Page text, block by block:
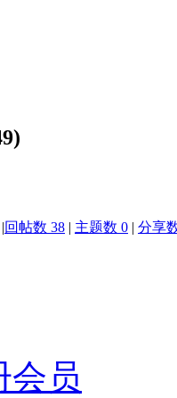
|回帖数 38 | 主题数 0 | 分享
会员